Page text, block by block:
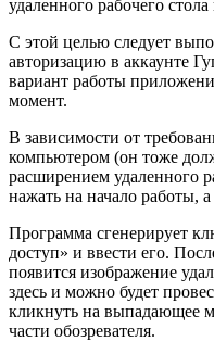
удаленного рабочего
С этой целью следует
авторизацию в аккаунте
вариант работы
момент.
В зависимости от
компьютером (он тоже
расширением удаленного
нажать на начало работы,
Программа сгенерирует
доступ» и ввести его.
появится изображение
здесь и можно будет
кликнуть на выпадающее
части обозревателя.